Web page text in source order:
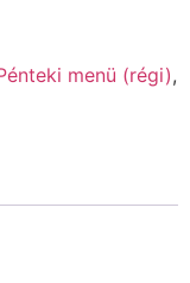
menü (régi),